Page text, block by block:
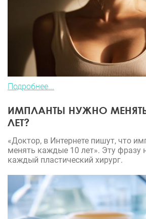
Подробнее...
ИМПЛАНТЫ НУЖНО
ЛЕТ?
«Доктор, в Интернете пишут, что
менять каждые 10 лет». Эту фразу
каждый пластический хирург.